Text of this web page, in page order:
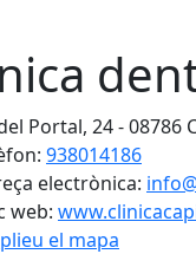
Portal, 24 - 08786
938014186
electrònica:
web:
el mapa